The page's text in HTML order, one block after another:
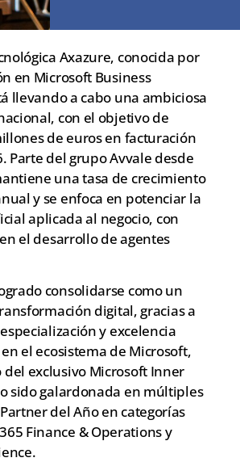
Axazure, conocida por
en Microsoft Business
llevando a cabo una ambiciosa
con el objetivo de
de euros en facturación
Parte del grupo Avvale desde
una tasa de crecimiento
y se enfoca en potenciar la
aplicada al negocio, con
el desarrollo de agentes
consolidarse como un
digital, gracias a
y excelencia
el ecosistema de Microsoft,
exclusivo Microsoft Inner
sido galardonada en múltiples
del Año en categorías
Finance & Operations y